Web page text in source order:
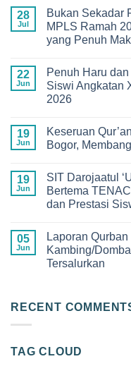
28
Jul
Bukan Sekadar
MPLS Ramah
yang Penuh
on
Bukan
Sekadar
Pengenalan
Keseruan
MPLS
Ramah
SMPIT
Darojaatul
Uluum
yang
Penuh
22
Jun
Penuh Haru
Siswi Angkatan
2026
on
Penuh
Haru
Pelepasan
Siswa-
Siswi
Angkatan
Darojaatul
‘Uluum
Tahun
2026
19
Jun
Keseruan
Bogor,
on
Keseruan
Qur’an
Camp
Megamendung
Bogor,
Membangun
Generasi
Cinta
19
Jun
SIT Darojaatul
Bertema
dan Prestasi
on
SIT
Darojaatul
‘Uluum
2026
Bertema
dan
Prestasi
05
Jun
Laporan
Kambing/
Tersalurkan
Laporan
2
RECENT
TAG CLOUD